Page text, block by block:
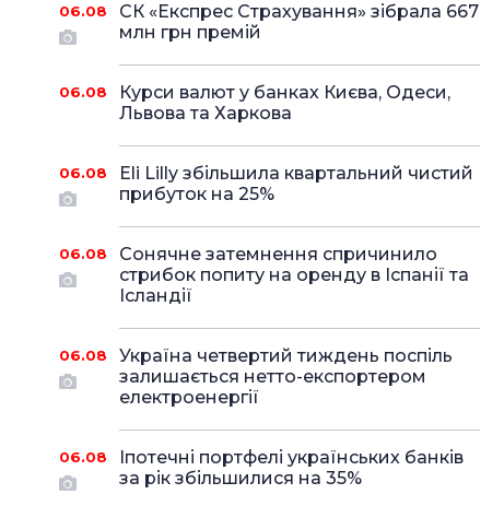
06.08
СК «Експрес Страхування» зібрала 667
млн грн премій
06.08
Курси валют у банках Києва, Одеси,
Львова та Харкова
06.08
Eli Lilly збільшила квартальний чистий
прибуток на 25%
06.08
Сонячне затемнення спричинило
стрибок попиту на оренду в Іспанії та
Ісландії
06.08
Україна четвертий тиждень поспіль
залишається нетто-експортером
електроенергії
06.08
Іпотечні портфелі українських банків
за рік збільшилися на 35%